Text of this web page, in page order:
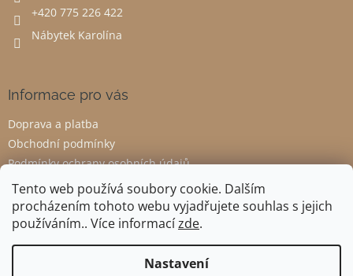
Tento web používá soubory cookie. Dalším
procházením tohoto webu vyjadřujete souhlas s jejich
používáním.. Více informacízde.
Nastavení
+420 775 226 422
Nábytek Karolína
Informace pro vás
Doprava a platba
Obchodní podmínky
Podmínky ochrany osobních údajů
Odstoupení od smlouvy